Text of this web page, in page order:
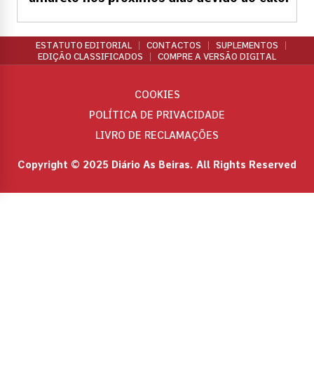
ESTATUTO EDITORIAL CONTACTOS
SUPLEMENTOS
EDIÇÃO CLASSIFICADOS
COMPRE A VERSÃO DIGITAL
Copyright © 2025 Diário As Beiras. All Rights Reserved
COOKIES
POLÍTICA DE PRIVACIDADE
LIVRO DE RECLAMAÇÕES